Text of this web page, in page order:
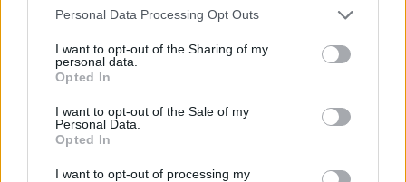
Personal Data Processing Opt Outs
I want to opt-out of the Sharing of my
personal data.
Opted In
I want to opt-out of the Sale of my
Personal Data.
Opted In
I want to opt-out of processing my
Την Παρασκευή 7 Αυγούστου η κηδεία του
Αθανάσιου Ταξιάρχη
6 Αυγούστου 2026, 17:46
Φαρσάλων – Τέθηκε υπό μερικό έλεγχο το
βράδυ της Πέμπτης (+Βίντεο)
Ήττα εντός (0-1) από την Άντερλεχτ
6 Αυγούστου 2026, 22:57
Ανακοινώθηκε επίσημα ο
Δημήτρης Γιαννούλης στον ΠΑΟΚ